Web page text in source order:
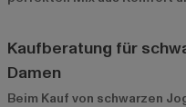
Kaufberatung für
Damen
Beim Kauf von schwarzen